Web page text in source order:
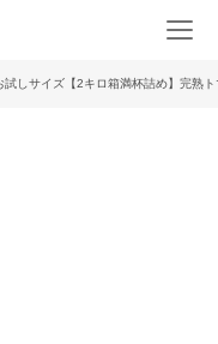
試しサイズ【2キロ箱満杯詰め】完熟